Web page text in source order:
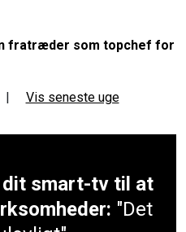
fratræder som topchef for
| Vis seneste uge
dit smart-tv til at
"Det